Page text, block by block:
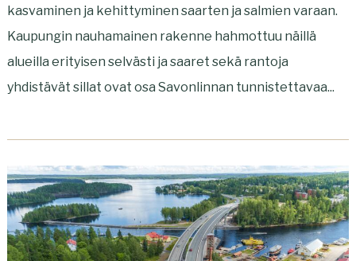
kasvaminen ja kehittyminen saarten ja salmien varaan.
Kaupungin nauhamainen rakenne hahmottuu näillä
alueilla erityisen selvästi ja saaret sekä rantoja
yhdistävät sillat ovat osa Savonlinnan tunnistettavaa...